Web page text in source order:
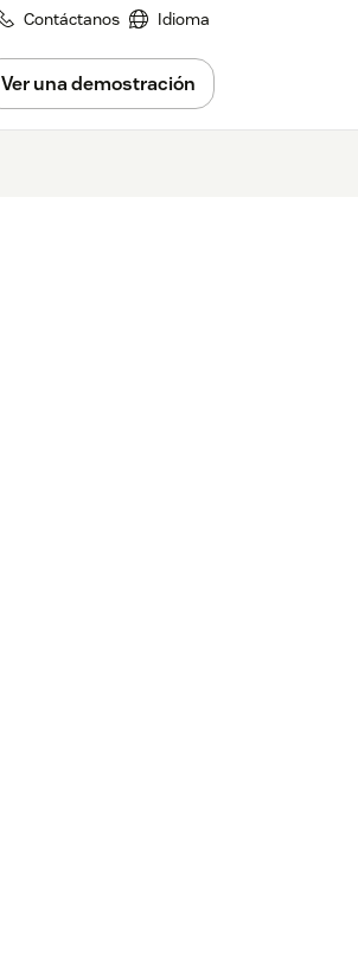
Contáctanos Idioma
Ver una demostración